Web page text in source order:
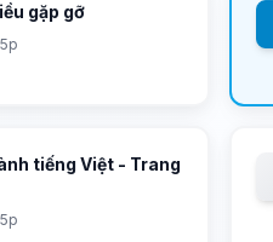
gặp gỡ
tiếng Việt - Trang